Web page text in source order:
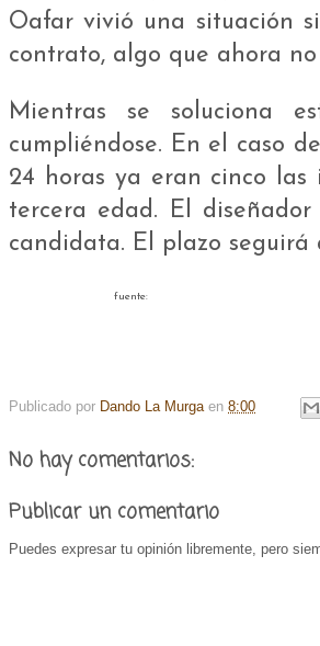
Oafar vivió una situación
contrato, algo que ahora
Mientras se soluciona
cumpliéndose. En el caso
24 horas ya eran cinco
tercera edad. El
candidata. El plazo
fuente:
Publicado por Dando La Murga en 8:00
No hay comentarios:
Publicar un comentario
Puedes expresar tu opinión libremente, pero